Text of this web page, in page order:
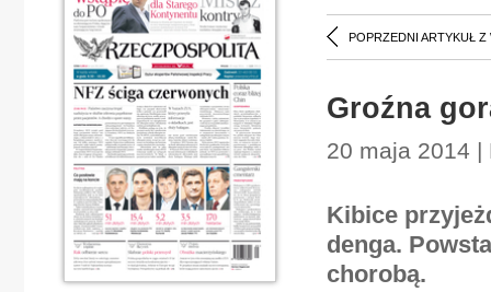
POPRZEDNI ARTYKUŁ Z
Groźna
20 maja 2014 |
Kibice
denga.
chorobą.